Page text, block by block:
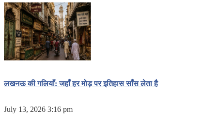
लखनऊ की गलियाँ: जहाँ हर मोड़ पर इतिहास साँस लेता है
July 13, 2026 3:16 pm